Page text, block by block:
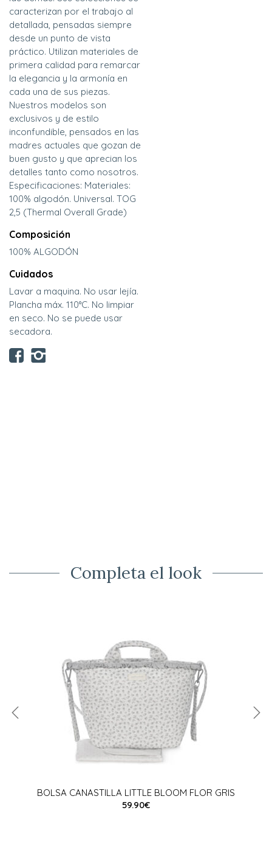
caracterizan por el trabajo al
detallada, pensadas siempre
desde un punto de vista
práctico. Utilizan materiales de
primera calidad para remarcar
la elegancia y la armonía en
cada una de sus piezas.
Nuestros modelos son
exclusivos y de estilo
inconfundible, pensados en las
madres actuales que gozan de
buen gusto y que aprecian los
detalles tanto como nosotros.
Especificaciones: Materiales:
100% algodón. Universal. TOG
2,5 (Thermal Overall Grade)
Composición
100% ALGODÓN
Cuidados
Lavar a maquina. No usar lejía.
Plancha máx. 110°C. No limpiar
en seco. No se puede usar
secadora.
Completa el look
BOLSA CANASTILLA LITTLE BLOOM FLOR GRIS
59.90€